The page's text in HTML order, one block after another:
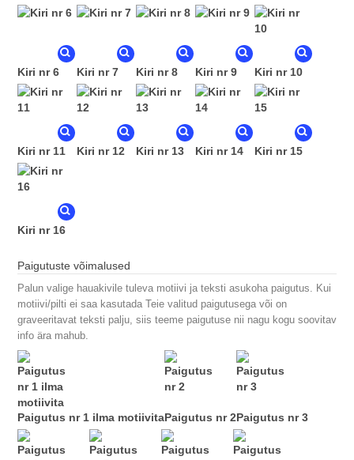
Kiri nr 6 Kiri nr 7 Kiri nr 8 Kiri nr 9 Kiri nr 10
Kiri nr 11 Kiri nr 12 Kiri nr 13 Kiri nr 14 Kiri nr 15
Kiri nr 16
Paigutuste võimalused
Palun valige hauakivile tuleva motiivi ja teksti asukoha paigutus. Kui
motiivi/pilti ei saa kasutada Teie valitud paigutusega või on
graveeritavat teksti palju, siis teeme paigutuse nii nagu kogu soovitav
info ära mahub.
Paigutus nr 1 ilma motiivitaPaigutus nr 2Paigutus nr 3